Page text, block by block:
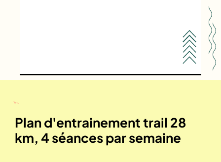
Plan d'entrainement trail 28
km, 4 séances par semaine